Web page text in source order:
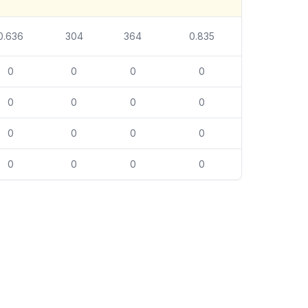
304 364 0.835
0 0 0 0
0 0 0 0
0 0 0 0
0 0 0 0